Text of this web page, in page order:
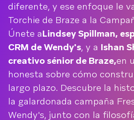
diferente, y ese enfoque le
Torchie de Braze a la
Únete aLindsey Spillman,
CRM de Wendy's, y a Ishan
creativo sénior de Braze,en
honesta sobre cómo
largo plazo. Descubre la
la galardonada campaña
Wendy's, junto con la